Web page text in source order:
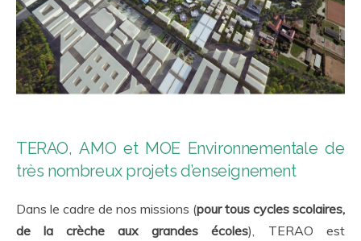
TERAO, AMO et MOE Environnementale de
très nombreux projets d’enseignement
Dans le cadre de nos missions (pour tous cycles scolaires,
de la crèche aux grandes écoles), TERAO est